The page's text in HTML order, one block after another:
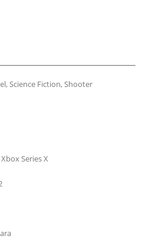
Science Fiction, Shooter
Series X